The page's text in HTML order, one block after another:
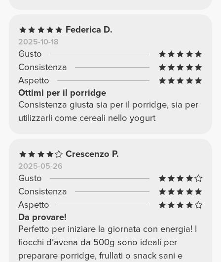
Federica D.
2025-10-18
Gusto
Consistenza
Aspetto
Ottimi per il porridge
Consistenza giusta sia per il porridge, sia per
utilizzarli come cereali nello yogurt
Crescenzo P.
2025-05-26
Gusto
Consistenza
Aspetto
Da provare!
Perfetto per iniziare la giornata con energia! I
fiocchi d’avena da 500g sono ideali per
preparare porridge, frullati o snack sani e